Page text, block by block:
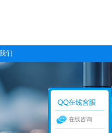
们
在线咨询